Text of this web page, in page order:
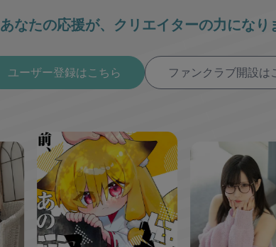
あなたの応援が、 クリエイターの力になり
ユーザー登録はこちら ファンクラブ開設は